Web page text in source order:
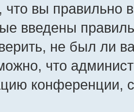
что вы правильно
введены
не был ли
что
конференции,